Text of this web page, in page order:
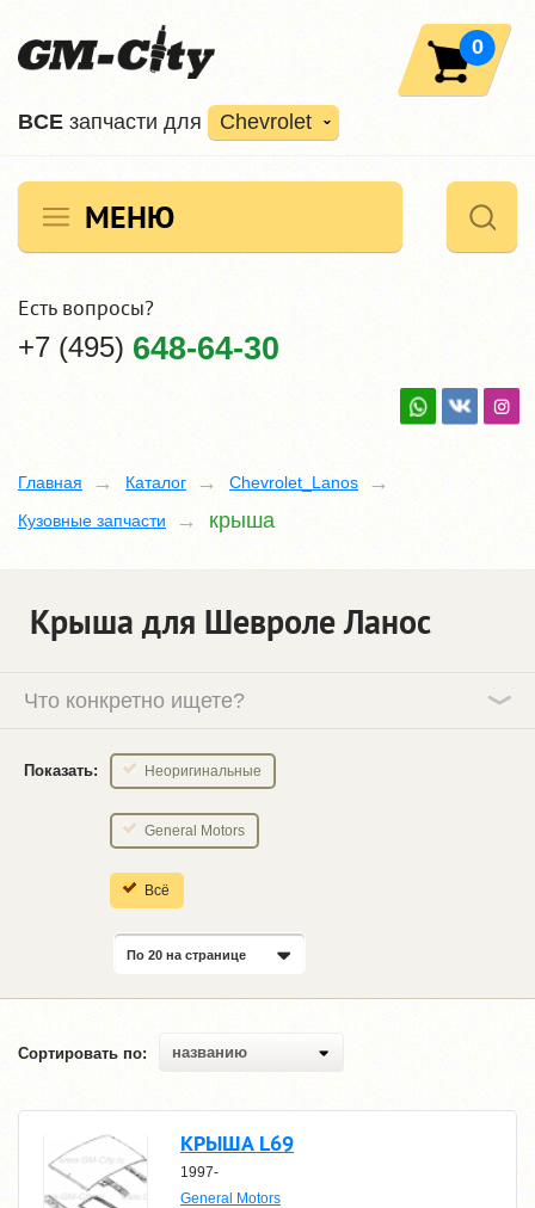
ВCE запчасти для Chevrolet
0
МЕНЮ
Есть вопросы?
+7 (495) 648-64-30
Главная Каталог
Chevrolet_Lanos
Кузовные запчасти
крыша
Крыша для Шевроле Ланос
Что конкретно ищете?
Показать: Неоригинальные
General Motors
Всё
По 20 на странице
Сортировать по: названию
КРЫША L69
1997-
General Motors